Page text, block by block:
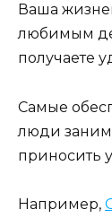
Ваша
любимым
получаете
Самые
люди
приносить
Например,